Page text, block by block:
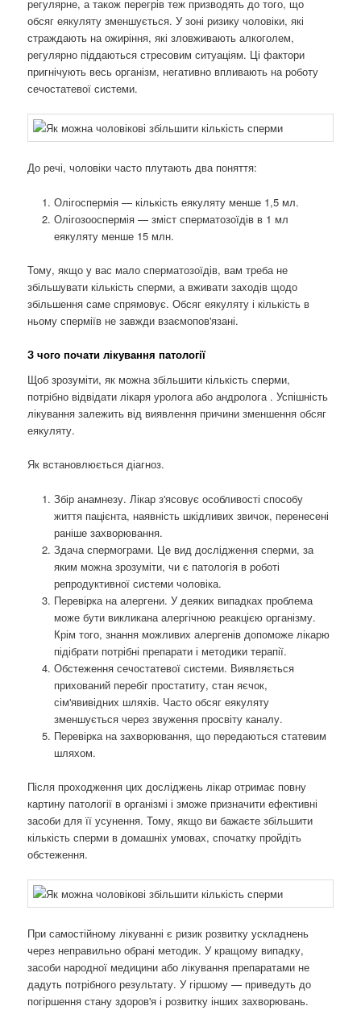
регулярне, а також перегрів теж призводять до того, що
обсяг еякуляту зменшується. У зоні ризику чоловіки, які
страждають на ожиріння, які зловживають алкоголем,
регулярно піддаються стресовим ситуаціям. Ці фактори
пригнічують весь організм, негативно впливають на роботу
сечостатевої системи.
До речі, чоловіки часто плутають два поняття:
Олігоспермія — кількість еякуляту менше 1,5 мл.
Олігозооспермія — зміст сперматозоїдів в 1 мл
еякуляту менше 15 млн.
Тому, якщо у вас мало сперматозоїдів, вам треба не
збільшувати кількість сперми, а вживати заходів щодо
збільшення саме спрямовує. Обсяг еякуляту і кількість в
ньому сперміїв не завжди взаємопов'язані.
З чого почати лікування патології
Щоб зрозуміти, як можна збільшити кількість сперми,
потрібно відвідати лікаря уролога або андролога . Успішність
лікування залежить від виявлення причини зменшення обсяг
еякуляту.
Як встановлюється діагноз.
Збір анамнезу. Лікар з'ясовує особливості способу
життя пацієнта, наявність шкідливих звичок, перенесені
раніше захворювання.
Здача спермограми. Це вид дослідження сперми, за
яким можна зрозуміти, чи є патологія в роботі
репродуктивної системи чоловіка.
Перевірка на алергени. У деяких випадках проблема
може бути викликана алергічною реакцією організму.
Крім того, знання можливих алергенів допоможе лікарю
підібрати потрібні препарати і методики терапії.
Обстеження сечостатевої системи. Виявляється
прихований перебіг простатиту, стан яєчок,
сім'явивідних шляхів. Часто обсяг еякуляту
зменшується через звуження просвіту каналу.
Перевірка на захворювання, що передаються статевим
шляхом.
Після проходження цих досліджень лікар отримає повну
картину патології в організмі і зможе призначити ефективні
засоби для її усунення. Тому, якщо ви бажаєте збільшити
кількість сперми в домашніх умовах, спочатку пройдіть
обстеження.
При самостійному лікуванні є ризик розвитку ускладнень
через неправильно обрані методик. У кращому випадку,
засоби народної медицини або лікування препаратами не
дадуть потрібного результату. У гіршому — приведуть до
погіршення стану здоров'я і розвитку інших захворювань.